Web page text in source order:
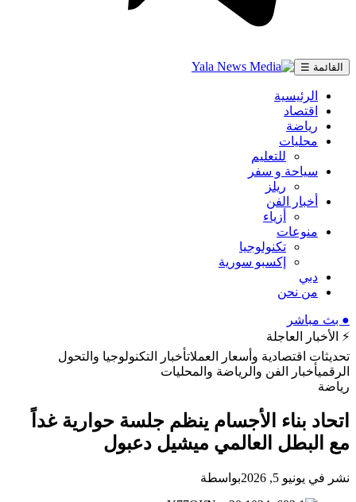
القائمة ☰
الرئيسية
اقتصاد
رياضة
محليات
للتعليم
سياحة و سفر
ريلز
أخبار الفن
أزياء
منوعات
تكنولوجيا
إكسبو سورية
دبي
من نحن
● بث مباشر
⚡ الأخبار العاجلة
تحديثات اقتصادية وأسعار العملاتأخبار التكنولوجيا والتحول
الرقميأخبار الفن والرياضة والمحليات
رياضة
اتحاد بناء الأجسام ينظم جلسة حوارية غداً
مع البطل العالمي ميشيل دعبول
نشر في يونيو 5, 2026 بواسطة